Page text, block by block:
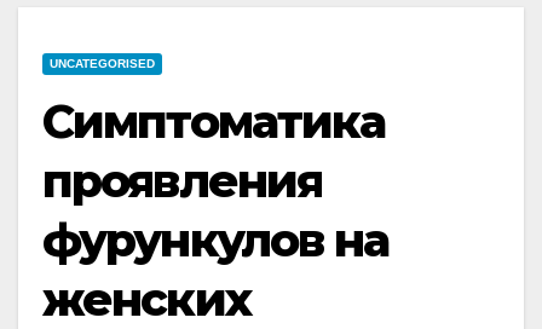
UNCATEGORISED
Симптоматика
проявления
фурункулов на
женских